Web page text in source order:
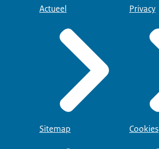
Actueel
Sitemap
Privacy
Cookies